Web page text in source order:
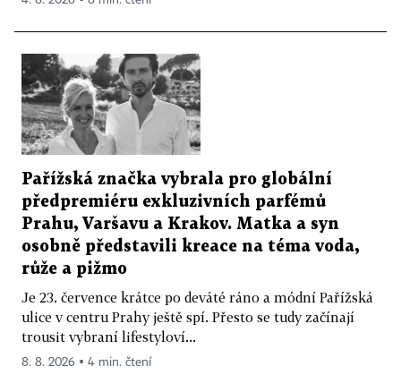
Pařížská značka vybrala pro globální
předpremiéru exkluzivních parfémů
Prahu, Varšavu a Krakov. Matka a syn
osobně představili kreace na téma voda,
růže a pižmo
Je 23. července krátce po deváté ráno a módní Pařížská
ulice v centru Prahy ještě spí. Přesto se tudy začínají
trousit vybraní lifestyloví...
8. 8. 2026 ▪ 4 min. čtení